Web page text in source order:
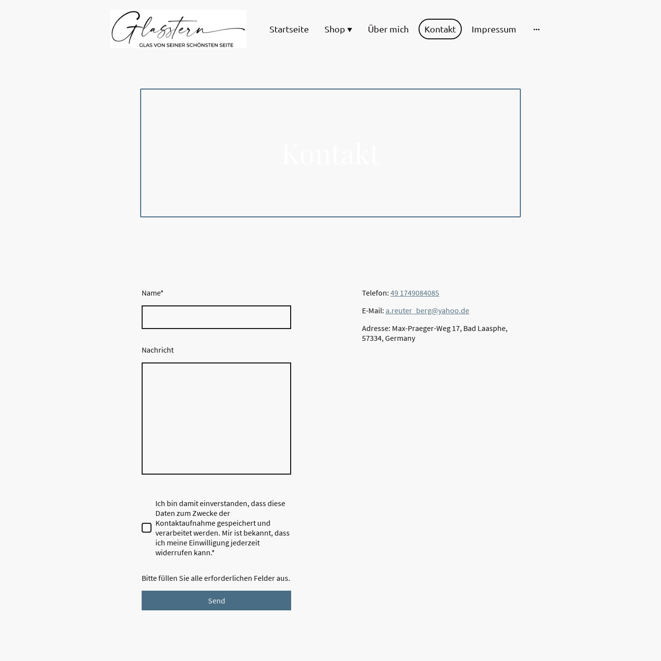
Startseite Shop Über mich Kontakt Impressum
Name*
Nachricht
Ich bin damit einverstanden, dass diese
Daten zum Zwecke der
Kontaktaufnahme gespeichert und
verarbeitet werden. Mir ist bekannt, dass
ich meine Einwilligung jederzeit
widerrufen kann.*
Bitte füllen Sie alle erforderlichen Felder aus.
Send
Telefon: 49 1749084085
E-Mail: a.reuter_berg@yahoo.de
Adresse: Max-Praeger-Weg 17, Bad Laasphe,
57334, Germany